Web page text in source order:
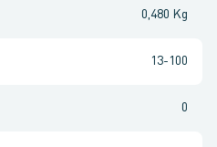
0,480 Kg
13-100
0